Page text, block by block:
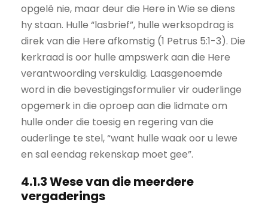
opgelê nie, maar deur die Here in Wie se diens
hy staan. Hulle “lasbrief”, hulle werksopdrag is
direk van die Here afkomstig (1 Petrus 5:1-3). Die
kerkraad is oor hulle ampswerk aan die Here
verantwoording verskuldig. Laasgenoemde
word in die bevestigingsformulier vir ouderlinge
opgemerk in die oproep aan die lidmate om
hulle onder die toesig en regering van die
ouderlinge te stel, “want hulle waak oor u lewe
en sal eendag rekenskap moet gee”.
4.1.3 Wese van die meerdere
vergaderings